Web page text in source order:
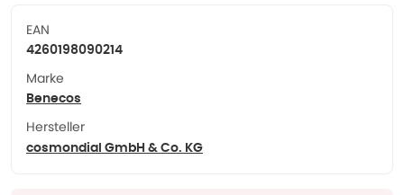
EAN
4260198090214
Marke
Benecos
Hersteller
cosmondial GmbH & Co. KG